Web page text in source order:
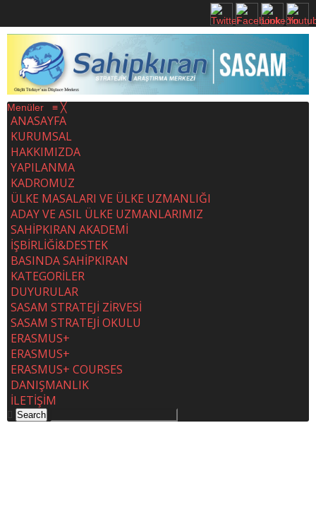
Menüler ≡ ╳
ANASAYFA
KURUMSAL
HAKKIMIZDA
YAPILANMA
KADROMUZ
ÜLKE MASALARI VE ÜLKE UZMANLIĞI
ADAY VE ASIL ÜLKE UZMANLARIMIZ
SAHİPKIRAN AKADEMİ
İŞBİRLİĞİ&DESTEK
BASINDA SAHİPKIRAN
KATEGORİLER
DUYURULAR
SASAM STRATEJİ ZİRVESİ
SASAM STRATEJİ OKULU
ERASMUS+
ERASMUS+
ERASMUS+ COURSES
DANIŞMANLIK
İLETİŞİM